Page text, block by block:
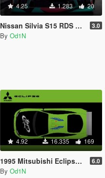
4.25 1.283 20
Nissan Silvia S15 RDS paint job 3.0
By Od1N
4.92 16.335 169
1995 Mitsubishi Eclipse GSX The Fast and the Furious 6.0
By Od1N